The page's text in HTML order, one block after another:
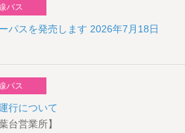
バス
スを発売します 2026年7月18日
バス
行について
台営業所】